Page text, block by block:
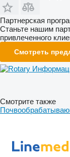
Партнерская
Станьте нашим
привлеченного
Смотреть
Смотрите также